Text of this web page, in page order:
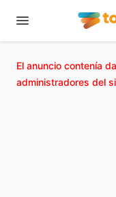
El anuncio contenía
administradores del